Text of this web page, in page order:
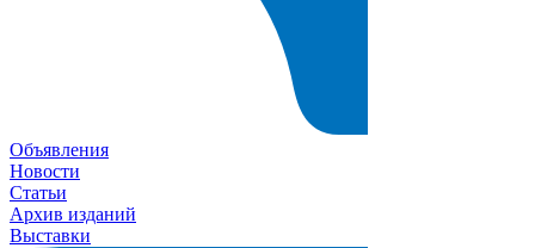
Объявления
Новости
Статьи
Архив изданий
Выставки